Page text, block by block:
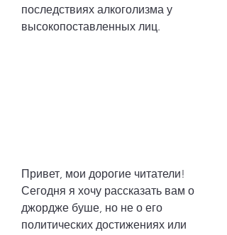
последствиях алкоголизма у
высокопоставленных лиц.
Привет, мои дорогие читатели!
Сегодня я хочу рассказать вам о
джордже буше, но не о его
политических достижениях или